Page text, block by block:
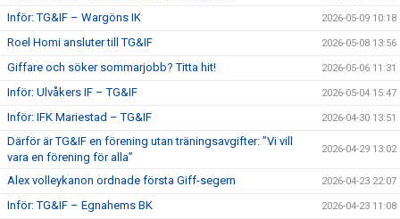
Inför: TG&IF – Wargöns IK 2026-05-09 10:18
Roel Homi ansluter till TG&IF 2026-05-08 13:56
Giffare och söker sommarjobb? Titta hit! 2026-05-06 11:31
Inför: Ulvåkers IF – TG&IF 2026-05-04 15:47
Inför: IFK Mariestad – TG&IF 2026-04-30 13:51
Därför är TG&IF en förening utan träningsavgifter: ”Vi vill
vara en förening för alla”
2026-04-29 13:02
Alex volleykanon ordnade första Giff-segern 2026-04-23 22:07
Inför: TG&IF – Egnahems BK 2026-04-23 11:08